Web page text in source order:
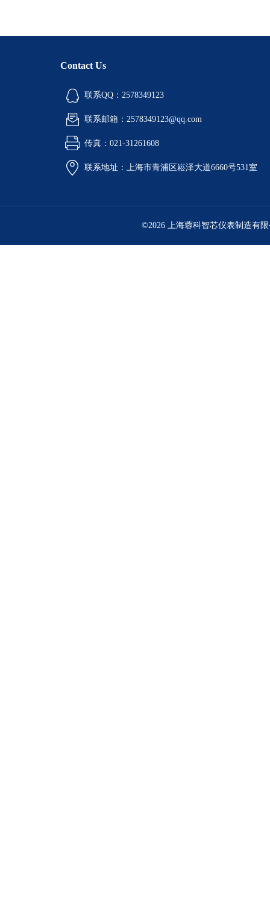
Contact Us
联系QQ：2578349123
联系邮箱：2578349123@qq.com
传真：021-31261608
联系地址：上海市青浦区崧泽大道6660号531室
©2026 上海蓉科智芯仪表制造有